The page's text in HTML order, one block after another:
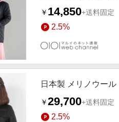
￥ 14,850+送料固定
2.5%
日本製 メリノウー
￥29,700+送料固定
2.5%